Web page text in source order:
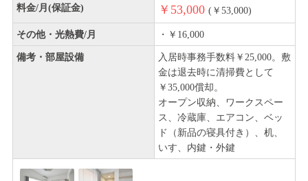
料金/月(保証金) ￥53,000 (￥53,000)
その他・光熱費/月 ・￥16,000
備考・部屋設備
入居時事務手数料￥25,000。敷
金は退去時に清掃費として
￥35,000償却。
オープン収納、ワークスペー
ス、冷蔵庫、エアコン、ベッ
ド（新品の寝具付き）、机、
いす、内鍵・外鍵